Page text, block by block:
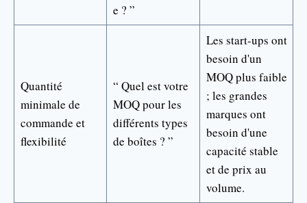
e ? ”
Quantité
minimale de
commande et
flexibilité
“ Quel est votre
MOQ pour les
différents types
de boîtes ? ”
Les start-ups ont
besoin d'un
MOQ plus faible
; les grandes
marques ont
besoin d'une
capacité stable
et de prix au
volume.